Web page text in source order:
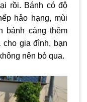
rồi. Bánh có độ
hảo hạng, mùi
bánh càng thêm
gia đình, bạn
nên bỏ qua.